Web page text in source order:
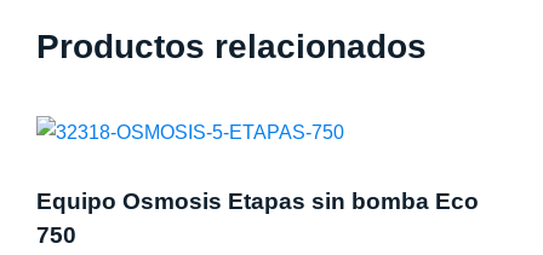
Productos relacionados
Equipo Osmosis Etapas sin bomba Eco
750